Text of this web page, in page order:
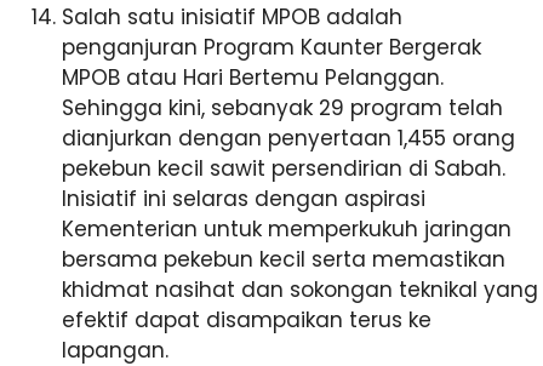
Salah satu inisiatif MPOB adalah
penganjuran Program Kaunter Bergerak
MPOB atau Hari Bertemu Pelanggan.
Sehingga kini, sebanyak 29 program telah
dianjurkan dengan penyertaan 1,455 orang
pekebun kecil sawit persendirian di Sabah.
Inisiatif ini selaras dengan aspirasi
Kementerian untuk memperkukuh jaringan
bersama pekebun kecil serta memastikan
khidmat nasihat dan sokongan teknikal yang
efektif dapat disampaikan terus ke
lapangan.